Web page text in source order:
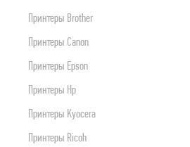
ПРОДУКТЫ APPLE
Принтеры Brother
Принтеры Canon
Принтеры Epson
Принтеры Hp
Принтеры Kyocera
Принтеры Ricoh